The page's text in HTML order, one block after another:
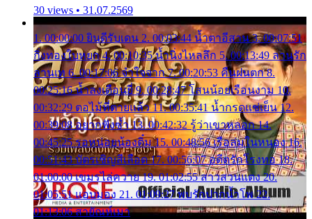
30 views • 31.07.2569
1. 00:00:00 ยินดีรับเดน 2. 00:03:44 น้ำตาอีสาน 3. 00:07:51
กิ่งทองใบหยก 4. 00:10:35 น้ำนิ่งไหลลึก 5. 00:13:49 ลานรัก
ลานเท 6. 00:17:06 จำใจจาก 7. 00:20:53 คืนฝนตก 8.
00:25:16 น้ำลงเดือนยี่ 9. 00:28:47 โสนน้อยเรือนงาม 10.
00:32:29 ตอไม้ที่ตายแล้ว 11. 00:35:41 น้ำกรดแช่เย็น 12.
00:39:08 อยากฟังซ้ำ 13. 00:42:32 รู้ว่าเขาหลอก 14.
00:45:25 รอหน่อยน้องติ๋ม 15. 00:48:56 เรือล่มในหนอง 16.
00:51:43 บัตรเชิญสีเลือด 17. 00:56:07 อดีตรักโรงทอ 18.
01:00:00 เขมรไล่ควาย 19. 01:02:55 สาวสวนแตง 20.
01:05:51 แอบมอง 21. 01:09:27 พบรักปากน้ำโพ 22.
01:13:06 สายัณห์เมา